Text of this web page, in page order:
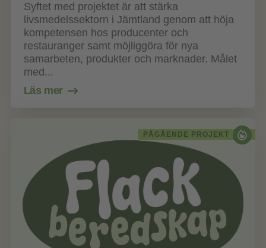
Syftet med projektet är att stärka
livsmedelssektorn i Jämtland genom att höja
kompetensen hos producenter och
restauranger samt möjliggöra för nya
samarbeten, produkter och marknader. Målet
med...
Läs mer
PÅGÅENDE PROJEKT